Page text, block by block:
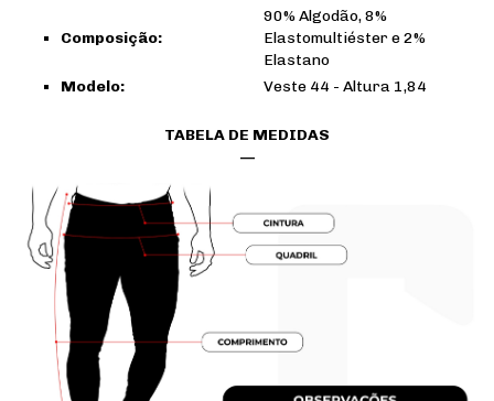
Composição:
90% Algodão, 8%
Elastomultiéster e 2%
Elastano
Modelo:
Veste 44 - Altura 1,84
TABELA DE MEDIDAS
—